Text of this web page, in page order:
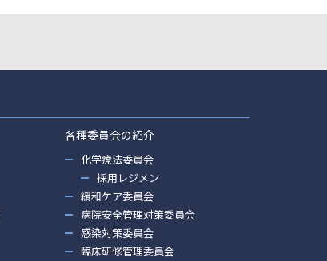
各種委員会の紹介
化学療法委員会
採用レジメン
緩和ケア委員会
病院安全管理対策委員会
感染対策委員会
臨床研修管理委員会